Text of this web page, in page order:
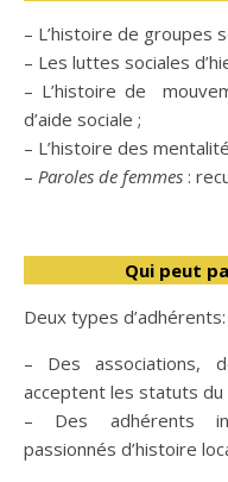
– L’histoire de groupes
– Les luttes sociales
– L’histoire de
d’aide sociale ;
– L’histoire des
– Paroles de femmes :
Qui peut
Deux types d’adhérents:
– Des associations,
acceptent les statuts du
– Des adhérents
passionnés d’histoire